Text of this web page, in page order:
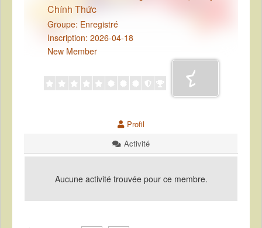
Chính Thức
Groupe: Enregistré
Inscription: 2026-04-18
New Member
Profil
Activité
Aucune activité trouvée pour ce membre.